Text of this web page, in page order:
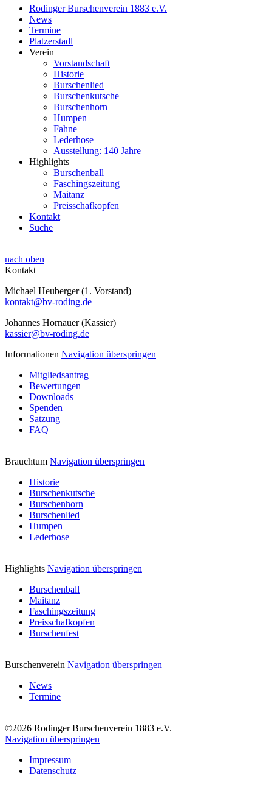
Rodinger Burschenverein 1883 e.V.
News
Termine
Platzerstadl
Verein
Vorstandschaft
Historie
Burschenlied
Burschenkutsche
Burschenhorn
Humpen
Fahne
Lederhose
Ausstellung: 140 Jahre
Highlights
Burschenball
Faschingszeitung
Maitanz
Preisschafkopfen
Kontakt
Suche
nach oben
Kontakt
Michael Heuberger (1. Vorstand)
kontakt@bv-roding.de
Johannes Hornauer (Kassier)
kassier@bv-roding.de
Informationen Navigation überspringen
Mitgliedsantrag
Bewertungen
Downloads
Spenden
Satzung
FAQ
Brauchtum Navigation überspringen
Historie
Burschenkutsche
Burschenhorn
Burschenlied
Humpen
Lederhose
Highlights Navigation überspringen
Burschenball
Maitanz
Faschingszeitung
Preisschafkopfen
Burschenfest
Burschenverein Navigation überspringen
News
Termine
©2026 Rodinger Burschenverein 1883 e.V.
Navigation überspringen
Impressum
Datenschutz